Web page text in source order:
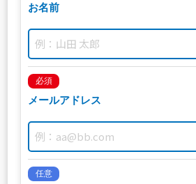
お名前
必須
メールアドレス
任意